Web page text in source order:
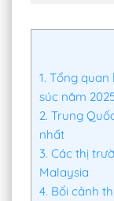
1. Tổng quan
súc năm
2. Trung
nhất
3. Các thị
Malaysia
4. Bối cảnh